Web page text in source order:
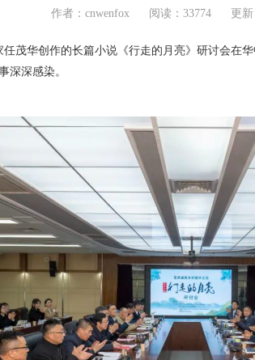
作者：cnwenfox 阅读：33774 更新
华创作的长篇小说《行走的月亮》研讨会在
深深感染。